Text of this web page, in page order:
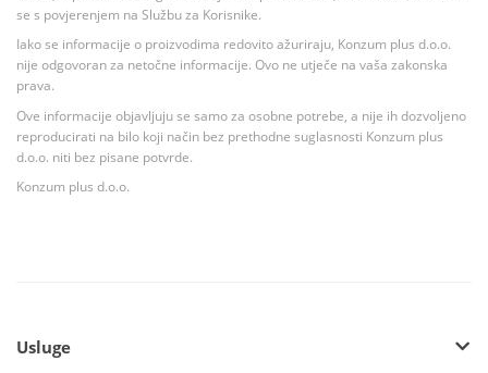
se s povjerenjem na Službu za Korisnike.
Iako se informacije o proizvodima redovito ažuriraju, Konzum plus d.o.o.
nije odgovoran za netočne informacije. Ovo ne utječe na vaša zakonska
prava.
Ove informacije objavljuju se samo za osobne potrebe, a nije ih dozvoljeno
reproducirati na bilo koji način bez prethodne suglasnosti Konzum plus
d.o.o. niti bez pisane potvrde.
Konzum plus d.o.o.
Usluge